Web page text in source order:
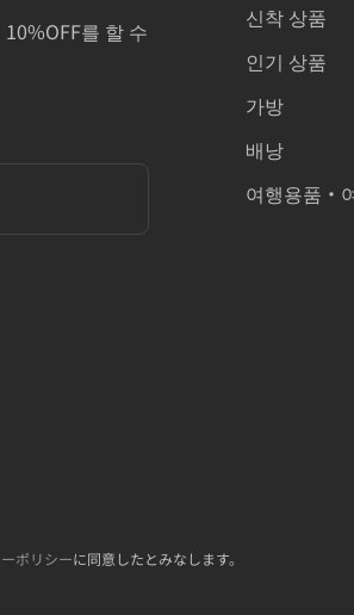
를 할 수
신착 상품
인기 상품
가방
배낭
여행용품・
ポリシーに同意したとみなします。